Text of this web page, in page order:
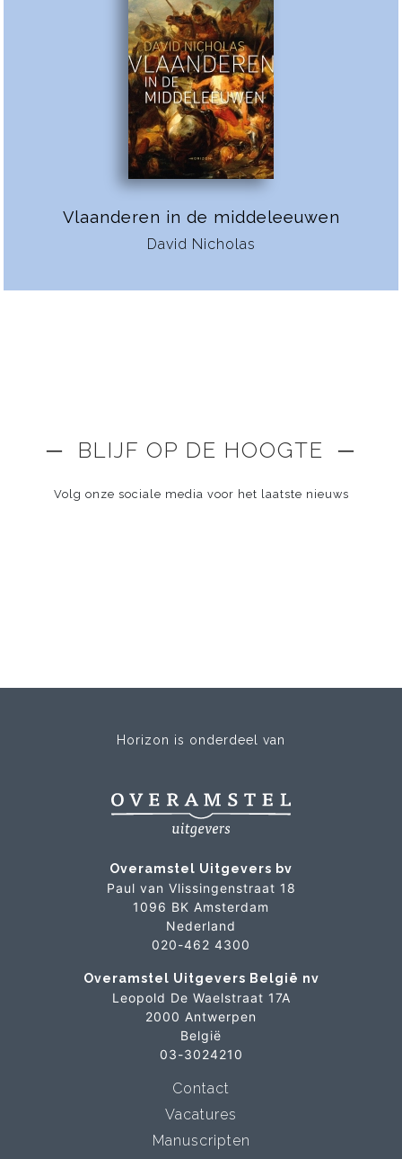
Vlaanderen in de middeleeuwen
David Nicholas
─ BLIJF OP DE HOOGTE ─
Volg onze sociale media voor het laatste nieuws
Horizon is onderdeel van
Overamstel Uitgevers bv
Paul van Vlissingenstraat 18
1096 BK Amsterdam
Nederland
020-462 4300
Overamstel Uitgevers België nv
Leopold De Waelstraat 17A
2000 Antwerpen
België
03-3024210
Contact
Vacatures
Manuscripten